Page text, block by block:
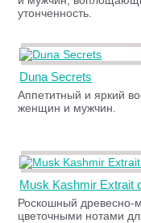
утонченность.
Duna Secrets
Аппетитный и яркий
женщин и мужчин.
Musk Kashmir Extrait
Роскошный
цветочными нотами